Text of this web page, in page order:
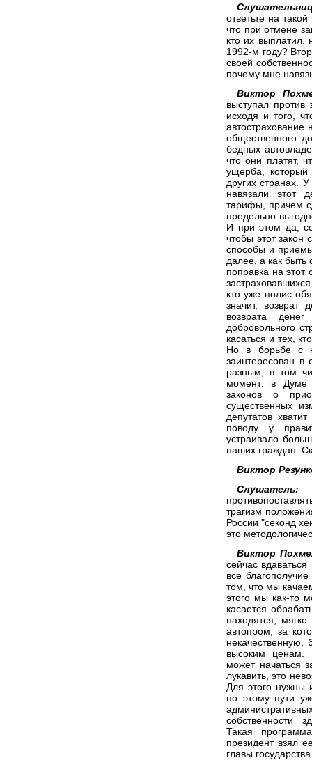
ответьте на
что при отмене
кто их выплатил,
1992-м году?
своей
почему мне
Виктор
выступал против
исходя и того,
автострахование
общественного
бедных
что они платят,
ущерба,
других странах.
навязали этот
тарифы, причем
предельно
И при этом да,
чтобы этот закон
способы и
далее, а как быть
поправка на
кто уже полис
значит, возврат
возврата
добровольного
касаться и тех,
Но в борьбе с
заинтересован
разным, в том
момент: в Думе
законов о
существенных
депутатов
поводу у
устраивало
наших граждан.
Виктор
Слушатель:
трагизм
России "секонд
это
Виктор
сейчас
все
том, что мы
этого мы как-то
касается
находятся,
автопром, за
некачественную,
высоким ценам.
может начаться
лукавить, это
Для этого нужны
по этому пути
собственности
Такая
президент взял
главы